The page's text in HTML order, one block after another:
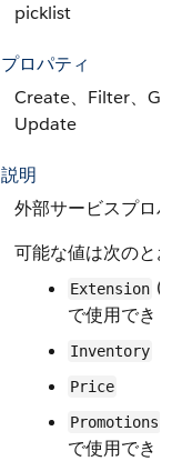
picklist
プロパティ
Create、Filter、
Update
説明
外部サービスプロバ
可能な値は次のとお
Extension (
で使用できま
Inventory
Price
Promotions
で使用できま